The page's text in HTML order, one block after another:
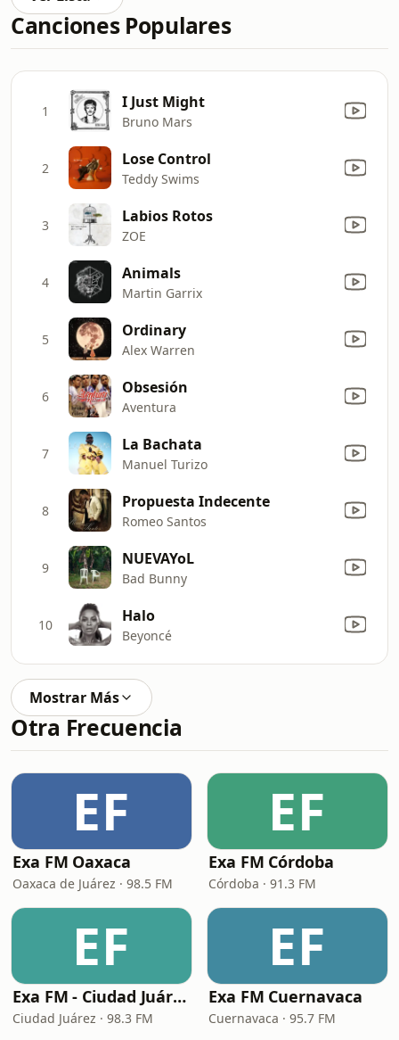
Canciones Populares
1 I Just Might
Bruno Mars
2 Lose Control
Teddy Swims
3 Labios Rotos
ZOE
4 Animals
Martin Garrix
5 Ordinary
Alex Warren
6 Obsesión
Aventura
7 La Bachata
Manuel Turizo
8 Propuesta Indecente
Romeo Santos
9 NUEVAYoL
Bad Bunny
10 Halo
Beyoncé
Mostrar Más
Otra Frecuencia
EF
Exa FM Oaxaca
Oaxaca de Juárez · 98.5 FM
EF
Exa FM Córdoba
Córdoba · 91.3 FM
EF
Exa FM - Ciudad Juárez
Ciudad Juárez · 98.3 FM
EF
Exa FM Cuernavaca
Cuernavaca · 95.7 FM